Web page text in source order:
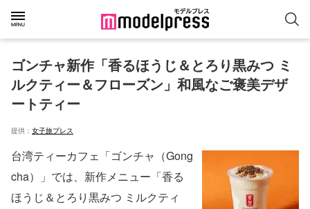
ゴンチャ新作「香るほうじ＆とろり黒みつ ミ
ルクティー＆フローズン」和風なご褒美デザ
ートティー
提供： 女子旅プレス
台湾ティーカフェ「ゴンチャ（Gong
cha）」では、新作メニュー「香る
ほうじ＆とろり黒みつ ミルクティ